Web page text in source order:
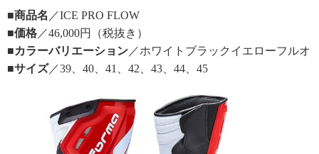
■商品名 ／ICE PRO FLOW
■価格 ／46,000円（税抜き）
■カラーバリエーション ／ホワイトブラックイエローフルオ
■サイズ／39、40、41、42、43、44、45